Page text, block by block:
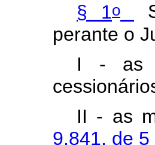
§ 1o
perante o
I - as
II - as
9.841, de